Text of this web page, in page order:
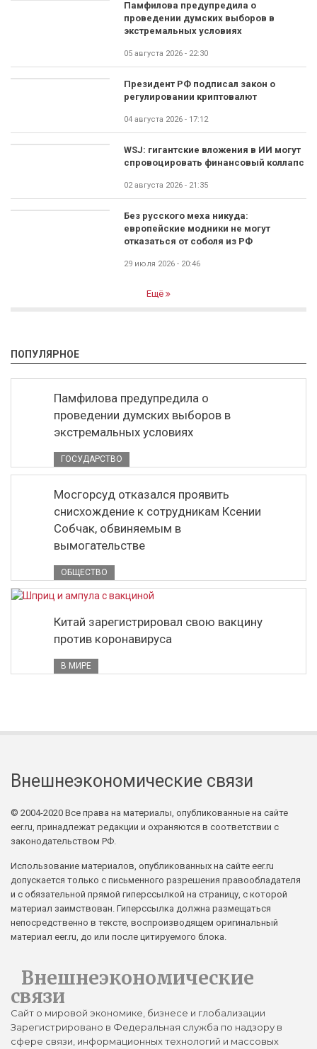
Памфилова предупредила о
проведении думских выборов в
экстремальных условиях
05 августа 2026 - 22:30
Президент РФ подписал закон о
регулировании криптовалют
04 августа 2026 - 17:12
WSJ: гигантские вложения в ИИ могут
спровоцировать финансовый коллапс
02 августа 2026 - 21:35
Без русского меха никуда:
европейские модники не могут
отказаться от соболя из РФ
29 июля 2026 - 20:46
Ещё
ПОПУЛЯРНОЕ
Памфилова предупредила о
проведении думских выборов в
экстремальных условиях
ГОСУДАРСТВО
Мосгорсуд отказался проявить
снисхождение к сотрудникам Ксении
Собчак, обвиняемым в
вымогательстве
ОБЩЕСТВО
Китай зарегистрировал свою вакцину
против коронавируса
В МИРЕ
Внешнеэкономические связи
© 2004-2020 Все права на материалы, опубликованные на сайте
eer.ru, принадлежат редакции и охраняются в соответствии с
законодательством РФ.
Использование материалов, опубликованных на сайте eer.ru
допускается только с письменного разрешения правообладателя
и с обязательной прямой гиперссылкой на страницу, с которой
материал заимствован. Гиперссылка должна размещаться
непосредственно в тексте, воспроизводящем оригинальный
материал eer.ru, до или после цитируемого блока.
Внешнеэкономические
связи
Сайт о мировой экономике, бизнесе и глобализации
Зарегистрировано в Федеральная служба по надзору в
сфере связи, информационных технологий и массовых